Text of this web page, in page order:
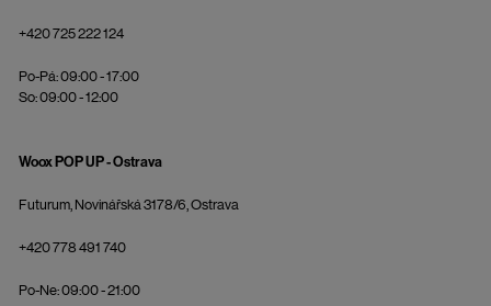
+420 725 222 124
Po-Pá: 09:00 - 17:00
So: 09:00 - 12:00
Woox POP UP - Ostrava
Futurum, Novinářská 3178/6, Ostrava
+420 778 491 740
Po-Ne: 09:00 - 21:00